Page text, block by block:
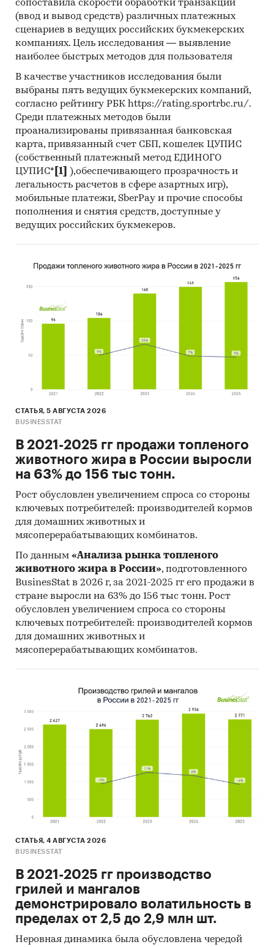
Источники информации:
Базы данных государственных органов
статистики
Данные Федеральной налоговой службы
Открытые источники (сайты, порталы)
Официальные интернет-порталы правовой
информации
Отчетность эмитентов
Сайты компаний
Архивы СМИ
Региональные и федеральные СМИ
Инсайдерские источники
порталы
Методы:
Кабинетное исследование. Поиск и анализ
проведение расчетов. Статистика и
аналитика
статистические методы прогнозирования с
поправкой на мнение экспертов.
инвестиционной рекомендацией
Категории:
Россия
Шифер
сопоставила скорости обработки транзакций
(ввод и вывод средств) различных платежных
сценариев в ведущих российских букмекерских
компаниях. Цель исследования — выявление
наиболее быстрых методов для пользователя
В качестве участников исследования были
выбраны пять ведущих букмекерских компаний,
согласно рейтингу РБК https://rating.sportrbc.ru/.
Среди платежных методов были
проанализированы привязанная банковская
карта, привязанный счет СБП, кошелек ЦУПИС
(собственный платежный метод ЕДИНОГО
ЦУПИС* [1]
),обеспечивающего прозрачность и
легальность расчетов в сфере азартных игр),
мобильные платежи, SberPay и прочие способы
пополнения и снятия средств, доступные у
ведущих российских букмекеров.
СТАТЬЯ, 5 АВГУСТА 2026
BUSINESSTAT
В 2021-2025 гг продажи топленого
животного жира в России выросли
на 63% до 156 тыс тонн.
Рост обусловлен увеличением спроса со стороны
ключевых потребителей: производителей кормов
для домашних животных и
мясоперерабатывающих комбинатов.
По данным «Анализа рынка топленого
животного жира в России», подготовленного
BusinesStat в 2026 г, за 2021-2025 гг его продажи в
стране выросли на 63% до 156 тыс тонн. Рост
обусловлен увеличением спроса со стороны
ключевых потребителей: производителей кормов
для домашних животных и
мясоперерабатывающих комбинатов.
СТАТЬЯ, 4 АВГУСТА 2026
BUSINESSTAT
В 2021-2025 гг производство
грилей и мангалов
демонстрировало волатильность в
пределах от 2,5 до 2,9 млн шт.
Неровная динамика была обусловлена чередой